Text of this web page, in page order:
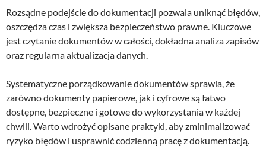
Rozsądne podejście do dokumentacji pozwala uniknąć błędów,
oszczędza czas i zwiększa bezpieczeństwo prawne. Kluczowe
jest czytanie dokumentów w całości, dokładna analiza zapisów
oraz regularna aktualizacja danych.
Systematyczne porządkowanie dokumentów sprawia, że
zarówno dokumenty papierowe, jak i cyfrowe są łatwo
dostępne, bezpieczne i gotowe do wykorzystania w każdej
chwili. Warto wdrożyć opisane praktyki, aby zminimalizować
ryzyko błędów i usprawnić codzienną pracę z dokumentacją.